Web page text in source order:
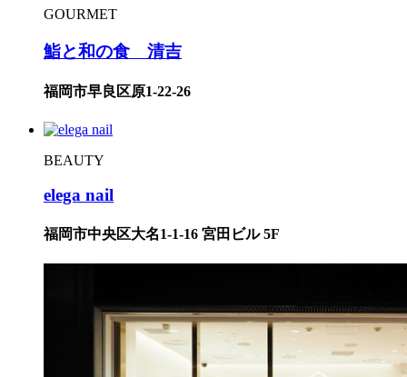
GOURMET
鮨と和の食 清吉
福岡市早良区原1-22-26
BEAUTY
elega nail
福岡市中央区大名1-1-16 宮田ビル 5F